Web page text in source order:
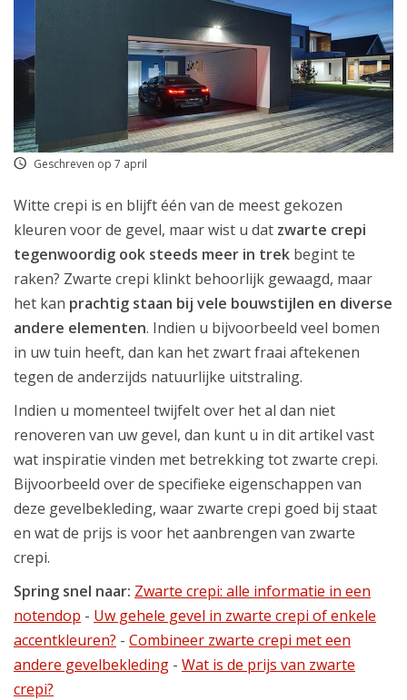
Geschreven op 7 april
Witte crepi is en blijft één van de meest gekozen
kleuren voor de gevel, maar wist u dat zwarte crepi
tegenwoordig ook steeds meer in trek begint te
raken? Zwarte crepi klinkt behoorlijk gewaagd, maar
het kan prachtig staan bij vele bouwstijlen en diverse
andere elementen. Indien u bijvoorbeeld veel bomen
in uw tuin heeft, dan kan het zwart fraai aftekenen
tegen de anderzijds natuurlijke uitstraling.
Indien u momenteel twijfelt over het al dan niet
renoveren van uw gevel, dan kunt u in dit artikel vast
wat inspiratie vinden met betrekking tot zwarte crepi.
Bijvoorbeeld over de specifieke eigenschappen van
deze gevelbekleding, waar zwarte crepi goed bij staat
en wat de prijs is voor het aanbrengen van zwarte
crepi.
Spring snel naar: Zwarte crepi: alle informatie in een
notendop - Uw gehele gevel in zwarte crepi of enkele
accentkleuren? - Combineer zwarte crepi met een
andere gevelbekleding - Wat is de prijs van zwarte
crepi?